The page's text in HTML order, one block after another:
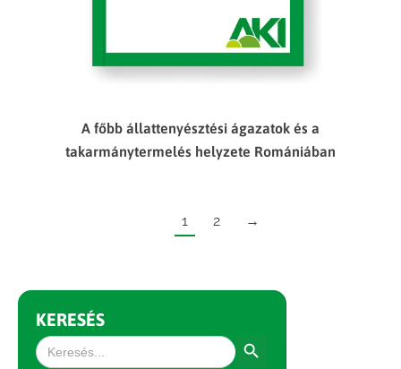
A főbb állattenyésztési ágazatok és a
takarmánytermelés helyzete Romániában
1 2 →
KERESÉS
Search
for: